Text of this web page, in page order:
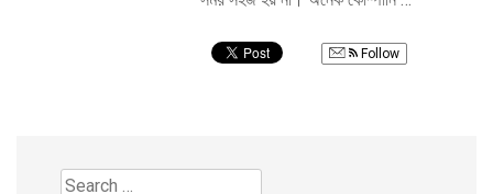
Follow
Search